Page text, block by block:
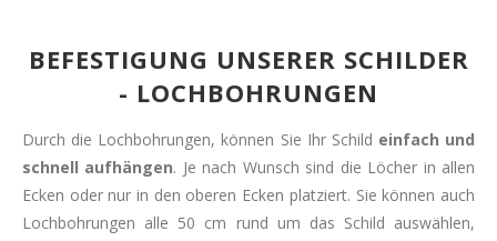
BEFESTIGUNG UNSERER SCHILDER
- LOCHBOHRUNGEN
Durch die Lochbohrungen, können Sie Ihr Schild einfach und
schnell aufhängen. Je nach Wunsch sind die Löcher in allen
Ecken oder nur in den oberen Ecken platziert. Sie können auch
Lochbohrungen alle 50 cm rund um das Schild auswählen,